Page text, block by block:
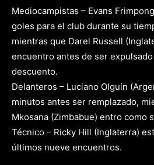
Mediocampistas – Evans
goles para el club durante su
mientras que Darel Russell
encuentro antes de ser
descuento.
Delanteros – Luciano Olguín
minutos antes ser remplazado,
Mkosana (Zimbabue) entro como
Técnico – Ricky Hill (Inglaterra)
últimos nueve encuentros.